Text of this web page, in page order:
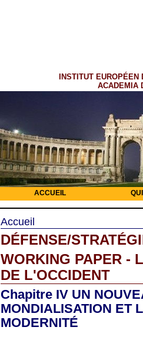
INSTITUT EUROPÉEN
ACADEMIA
ACCUEIL
Accueil
DÉFENSE/
WORKING PAPER -
DE L'OCCIDENT
Chapitre IV UN
MONDIALISATION ET
MODERNITÉ